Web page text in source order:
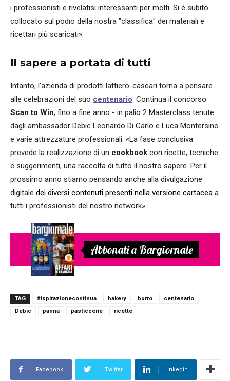
i professionisti e rivelatisi interessanti per molti. Si è subito
collocato sul podio della nostra "classifica" dei materiali e
ricettari più scaricati».
Il sapere a portata di tutti
Intanto, l'azienda di prodotti lattiero-caseari torna a pensare
alle celebrazioni del suo centenario. Continua il concorso
Scan to Win, fino a fine anno - in palio 2 Masterclass tenute
dagli ambassador Debic Leonardo Di Carlo e Luca Montersino
e varie attrezzature professionali. «La fase conclusiva
prevede la realizzazione di un cookbook con ricette, tecniche
e suggerimenti, una raccolta di tutto il nostro sapere. Per il
prossimo anno stiamo pensando anche alla divulgazione
digitale dei diversi contenuti presenti nella versione cartacea a
tutti i professionisti del nostro network».
Abbonati a Bargiornale
TAG #ispirazionecontinua bakery burro
centenario
Debic
panna pasticcerie ricette
Facebook Twitter Linkedin